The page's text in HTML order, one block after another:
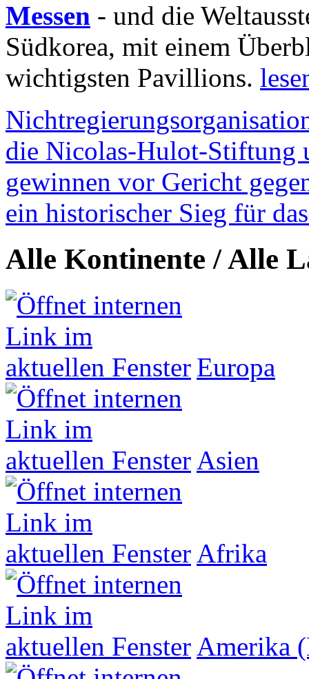
Messen - und die
Südkorea, mit einem
wichtigsten Pavillions.
die Nicolas-Hulot-Stiftung
gewinnen vor Gericht
ein historischer Sieg für
Alle Kontinente / Alle
Europa
Asien
Afrika
Amerika